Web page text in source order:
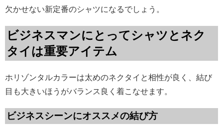
欠かせない新定番のシャツになるでしょう。
ビジネスマンにとってシャツとネク
タイは重要アイテム
ホリゾンタルカラーは太めのネクタイと相性が良く、結び
目も大きいほうがバランス良く着こなせます。
ビジネスシーンにオススメの結び方